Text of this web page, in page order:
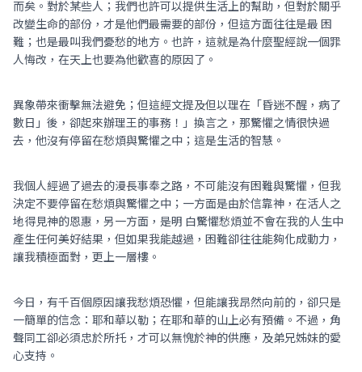
而矣。對於某些人；我們也許可以提供生活上的幫助，但對於關乎
改變生命的部份，才是他們最需要的部份，但這方面往往是最 困
難；也是最叫我們憂愁的地方。也許，這就是為什麼聖經說一個罪
人悔改，在天上也要為他歡喜的原因了。
異象帶來衝擊無法避免；但這經文提及但以理在「昏迷不醒，病了
數日」後，卻起來辦理王的事務！」換言之，那驚懼之情很快過
去，他沒有停留在愁煩與驚懼之中；這是生活的智慧。
我個人經過了過去的漫長事奉之路，不可能沒有困難與驚懼，但我
決定不要停留在愁煩與驚懼之中；一方面是由於信靠神，在活人之
地得見神的恩惠，另一方面，是明 白驚懼愁煩並不會在我的人生中
產生任何美好結果，但如果我能越過，困難卻往往能夠化成動力，
讓我積極面對，更上一層樓。
今日，有千百個原因讓我愁煩恐懼，但能讓我昂然向前的，卻只是
一簡單的信念：耶和華以勒；在耶和華的山上必有預備。不過，角
聲同工卻必須忠於所托，才可以無愧於神的供應，及弟兄姊妹的愛
心支持。